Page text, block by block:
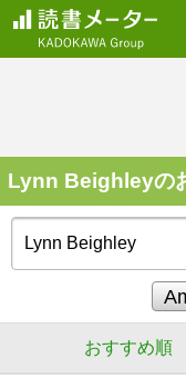
Lynn Beighleyの
おすすめ順